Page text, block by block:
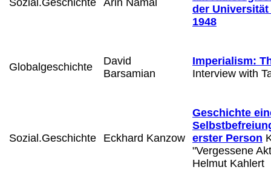
der Universität
1948
Globalgeschichte
David
Barsamian
Imperialism:
Interview with
Sozial.Geschichte Eckhard Kanzow
Geschichte
erster Person
"Vergessene
Helmut Kahlert